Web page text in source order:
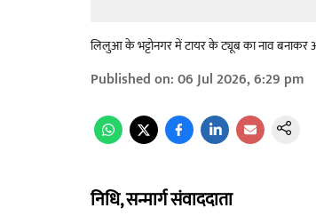
लिलुआ के भट्टोनगर में टायर के ट्यूब का नाव
Published on:06 Jul 2026, 6:29 pm
निधि, सन्मार्ग संवाददाता